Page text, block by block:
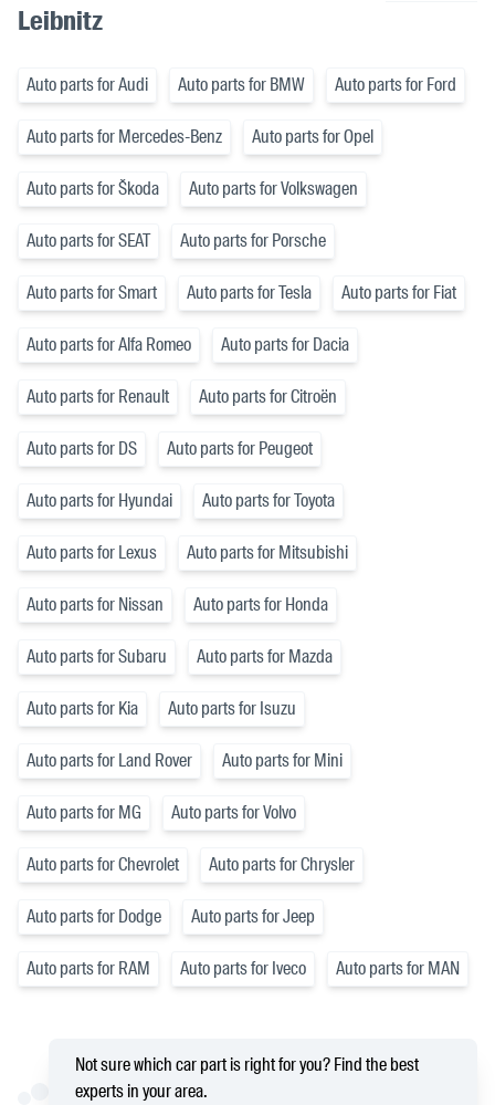
Leibnitz
Auto parts for Audi Auto parts for BMW Auto parts for Ford
Auto parts for Mercedes-Benz Auto parts for Opel
Auto parts for Škoda Auto parts for Volkswagen
Auto parts for SEAT Auto parts for Porsche
Auto parts for Smart Auto parts for Tesla Auto parts for Fiat
Auto parts for Alfa Romeo Auto parts for Dacia
Auto parts for Renault Auto parts for Citroën
Auto parts for DS Auto parts for Peugeot
Auto parts for Hyundai Auto parts for Toyota
Auto parts for Lexus Auto parts for Mitsubishi
Auto parts for Nissan Auto parts for Honda
Auto parts for Subaru Auto parts for Mazda
Auto parts for Kia Auto parts for Isuzu
Auto parts for Land Rover Auto parts for Mini
Auto parts for MG Auto parts for Volvo
Auto parts for Chevrolet Auto parts for Chrysler
Auto parts for Dodge Auto parts for Jeep
Auto parts for RAM Auto parts for Iveco Auto parts for MAN
Not sure which car part is right for you? Find the best
experts in your area.